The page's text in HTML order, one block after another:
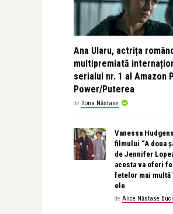
Ana Ularu, actrița
multipremiată
serialul nr. 1 al Amazon
Power/Puterea
de Ilona Năstase
Vanessa
filmului “A doua
de Jennifer
acesta va oferi
fetelor mai
ele
de Alice Năstase